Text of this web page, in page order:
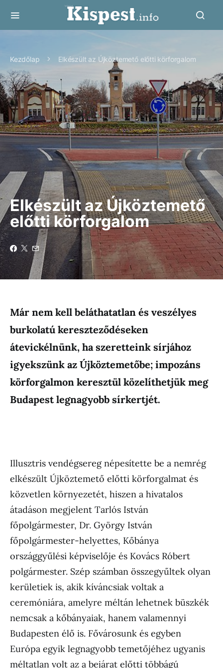
Kezdőlap Elkészült az Újköztemető előtti körforgalom
Elkészült az Újköztemető
előtti körforgalom
Már nem kell beláthatatlan és veszélyes
burkolatú kereszteződéseken
átevickélnünk, ha szeretteink sírjához
igyekszünk az Újköztemetőbe; impozáns
körforgalmon keresztül közelíthetjük meg
Budapest legnagyobb sírkertjét.
Illusztris vendégsereg népesítette be a nemrég
elkészült Újköztemető előtti körforgalmat és
közvetlen környezetét, hiszen a hivatalos
átadáson megjelent Tarlós István
főpolgármester, Dr. György István
főpolgármester-helyettes, Kőbánya
országgyűlési képviselője és Kovács Róbert
polgármester. Szép számban összegyűltek olyan
kerületiek is, akik kíváncsiak voltak a
ceremóniára, amelyre méltán lehetnek büszkék
nemcsak a kőbányaiak, hanem valamennyi
Budapesten élő is. Fővárosunk és egyben
Európa egyik legnagyobb temetőjéhez ugyanis
méltatlan volt az a bejárat előtti többágú